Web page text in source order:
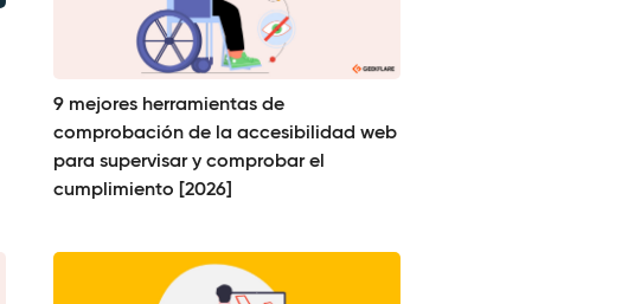
9 mejores herramientas de
comprobación de la accesibilidad web
para supervisar y comprobar el
cumplimiento [2026]